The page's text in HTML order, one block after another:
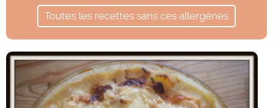
Toutes les recettes sans ces allergènes